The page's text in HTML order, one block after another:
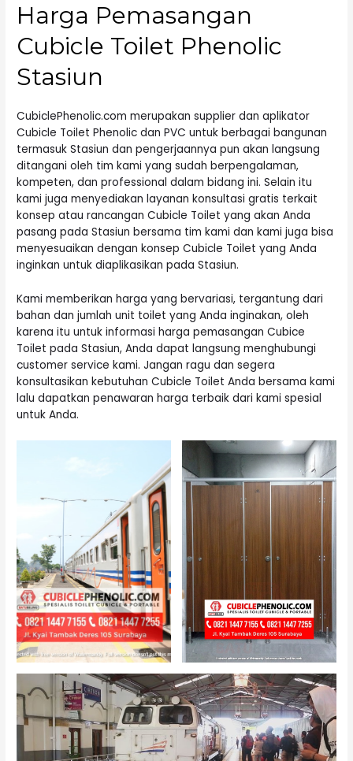
Harga Pemasangan
Cubicle Toilet Phenolic
Stasiun
CubiclePhenolic.com merupakan supplier dan aplikator
Cubicle Toilet Phenolic dan PVC untuk berbagai bangunan
termasuk Stasiun dan pengerjaannya pun akan langsung
ditangani oleh tim kami yang sudah berpengalaman,
kompeten, dan professional dalam bidang ini. Selain itu
kami juga menyediakan layanan konsultasi gratis terkait
konsep atau rancangan Cubicle Toilet yang akan Anda
pasang pada Stasiun bersama tim kami dan kami juga bisa
menyesuaikan dengan konsep Cubicle Toilet yang Anda
inginkan untuk diaplikasikan pada Stasiun.
Kami memberikan harga yang bervariasi, tergantung dari
bahan dan jumlah unit toilet yang Anda inginakan, oleh
karena itu untuk informasi harga pemasangan Cubice
Toilet pada Stasiun, Anda dapat langsung menghubungi
customer service kami. Jangan ragu dan segera
konsultasikan kebutuhan Cubicle Toilet Anda bersama kami
lalu dapatkan penawaran harga terbaik dari kami spesial
untuk Anda.